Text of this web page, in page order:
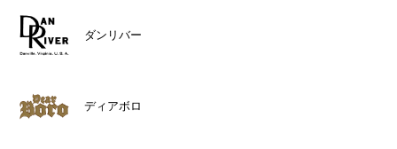
ダンリバー
ディアボロ